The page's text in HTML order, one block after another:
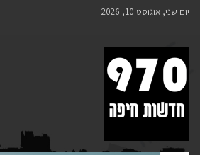
Skipיום שני, אוגוסט 10, 2026
970 חדשות חיפה